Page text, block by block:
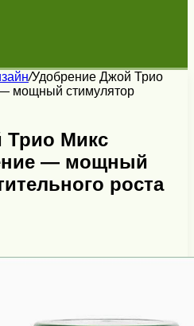
/Удобрение Джой Трио
мощный стимулятор
Трио Микс
— мощный
роста